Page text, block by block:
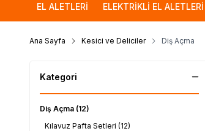
EL ALETLERİ ELEKTRİKLİ EL ALETLERİ
Ana Sayfa Kesici ve Deliciler Diş Açma
Kategori
Diş Açma (12)
Kılavuz Pafta Setleri (12)